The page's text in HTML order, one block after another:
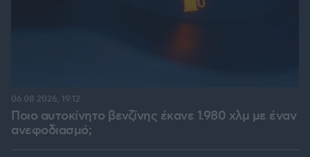
Ποιο αυτοκίνητο βενζίνης έκανε 1.980 χλμ με έναν
ανεφοδιασμό;
06.08.2026, 19:12